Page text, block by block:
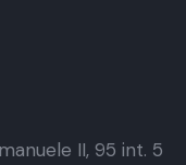
II, 95 int. 5